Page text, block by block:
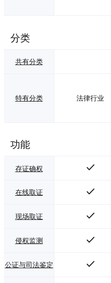
分类
共有分类
特有分类 法律行业
功能
存证确权
在线取证
现场取证
侵权监测
公证与司法鉴定